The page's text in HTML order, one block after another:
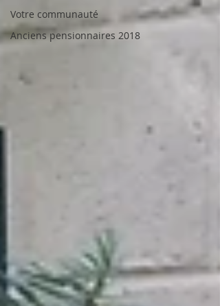
Votre communauté
Anciens pensionnaires 2018